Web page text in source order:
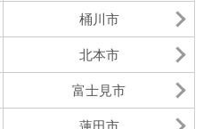
桶川市
北本市
富士見市
蓮田市